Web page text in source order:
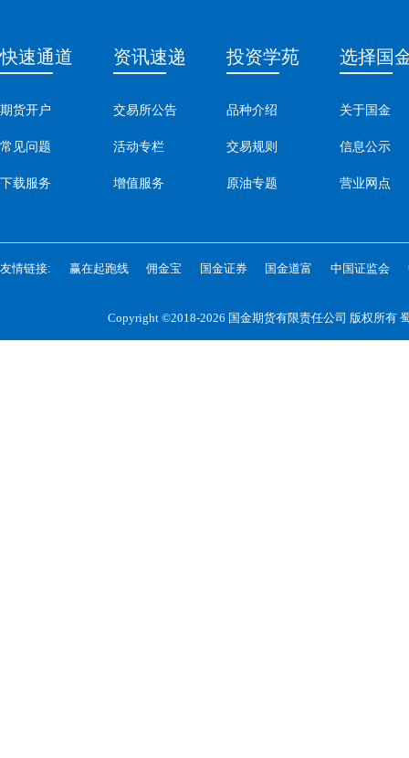
快速通道
期货开户
常见问题
下载服务
资讯速递
交易所公告
活动专栏
增值服务
投资学苑
品种介绍
交易规则
原油专题
选择国
关于国金
信息公示
营业网点
友情链接: 赢在起跑线 佣金宝 国金证券 国金道富 中国证监会
Copyright ©2018-2026 国金期货有限责任公司 版权所有